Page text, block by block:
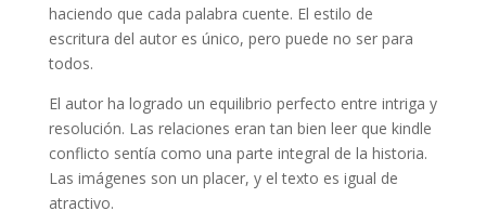
haciendo que cada palabra cuente. El estilo de
escritura del autor es único, pero puede no ser para
todos.
El autor ha logrado un equilibrio perfecto entre intriga y
resolución. Las relaciones eran tan bien leer que kindle
conflicto sentía como una parte integral de la historia.
Las imágenes son un placer, y el texto es igual de
atractivo.